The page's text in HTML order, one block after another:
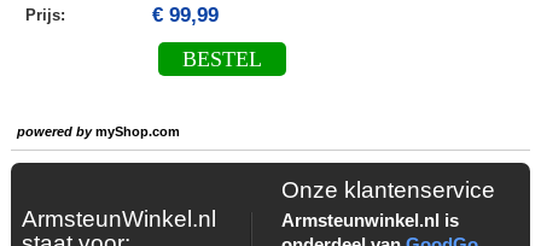
Prijs: € 99,99
BESTEL
powered bymyShop.com
ArmsteunWinkel.nl
Onze klantenservice
Armsteunwinkel.nl is